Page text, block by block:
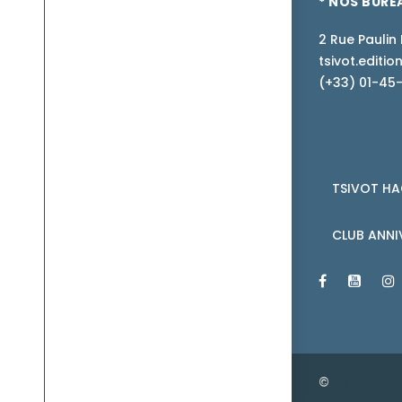
2 Rue Paulin
(+33) 01-
TSIVOT
CLUB
©